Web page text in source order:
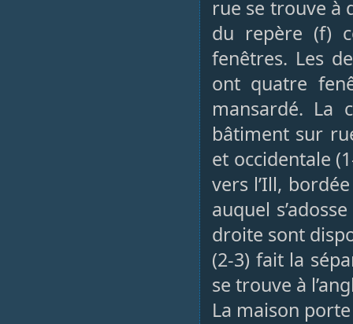
rue se trouve à
du repère (f)
fenêtres. Les
ont quatre
mansardé. La
bâtiment sur
et occidentale
vers l’Ill,
auquel
droite sont
(2-3) fait la
se trouve à
La maison porte